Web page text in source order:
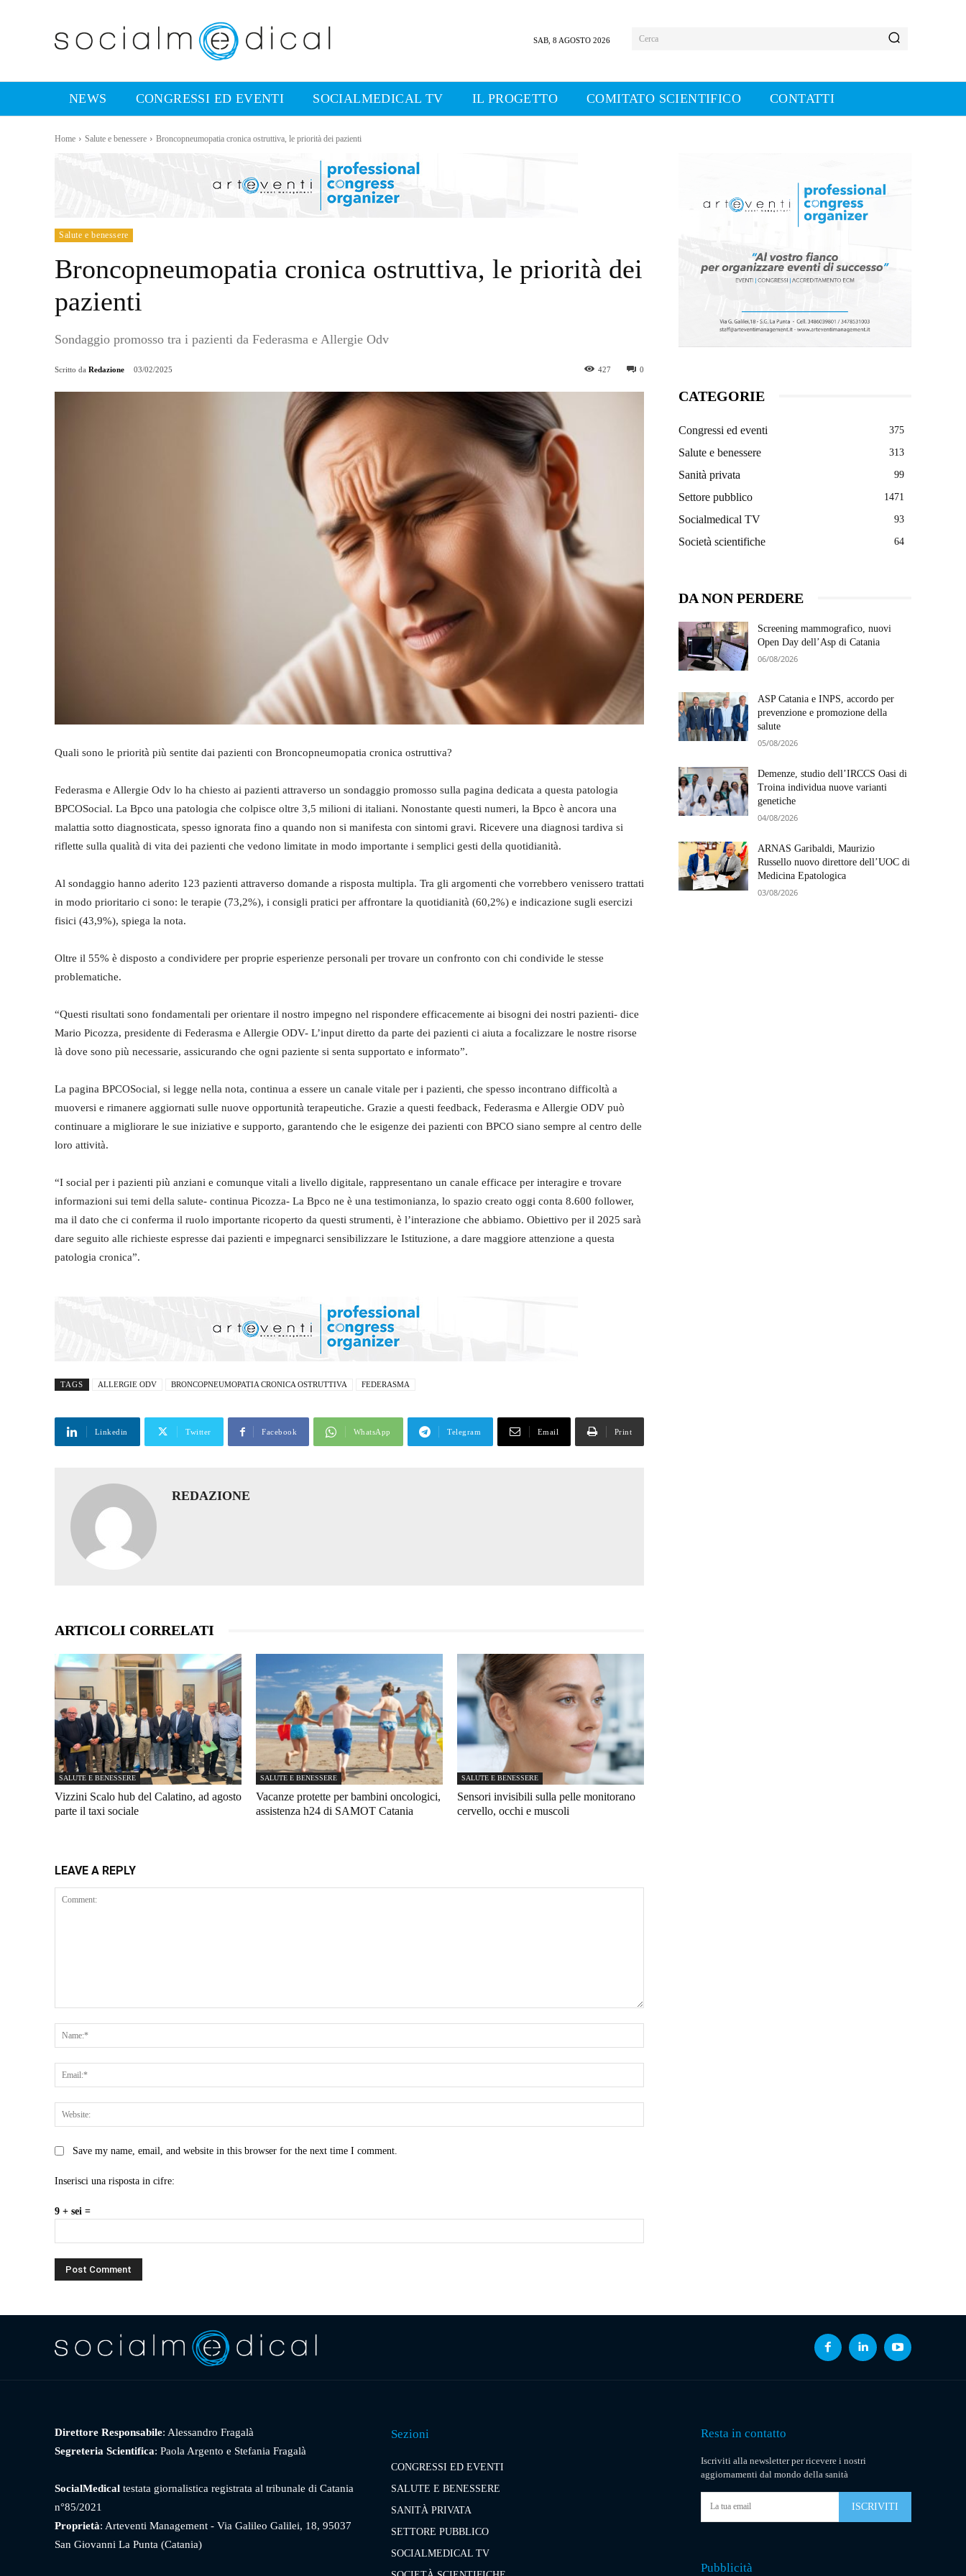
SAB, 8 AGOSTO 2026 Cerca
NEWS CONGRESSI ED EVENTI SOCIALMEDICAL TV IL PROGETTO COMITATO SCIENTIFICO CONTATTI
Home Salute e benessere Broncopneumopatia cronica ostruttiva, le priorità dei pazienti
Salute e benessere
Broncopneumopatia cronica ostruttiva, le priorità dei
pazienti
Sondaggio promosso tra i pazienti da Federasma e Allergie Odv
Scritto da Redazione 03/02/2025 0
427
Quali sono le priorità più sentite dai pazienti con Broncopneumopatia cronica ostruttiva?
Federasma e Allergie Odv lo ha chiesto ai pazienti attraverso un sondaggio promosso sulla pagina dedicata a questa patologia
BPCOSocial. La Bpco una patologia che colpisce oltre 3,5 milioni di italiani. Nonostante questi numeri, la Bpco è ancora una
malattia sotto diagnosticata, spesso ignorata fino a quando non si manifesta con sintomi gravi. Ricevere una diagnosi tardiva si
riflette sulla qualità di vita dei pazienti che vedono limitate in modo importante i semplici gesti della quotidianità.
Al sondaggio hanno aderito 123 pazienti attraverso domande a risposta multipla. Tra gli argomenti che vorrebbero venissero trattati
in modo prioritario ci sono: le terapie (73,2%), i consigli pratici per affrontare la quotidianità (60,2%) e indicazione sugli esercizi
fisici (43,9%), spiega la nota.
Oltre il 55% è disposto a condividere per proprie esperienze personali per trovare un confronto con chi condivide le stesse
problematiche.
“Questi risultati sono fondamentali per orientare il nostro impegno nel rispondere efficacemente ai bisogni dei nostri pazienti- dice
Mario Picozza, presidente di Federasma e Allergie ODV- L’input diretto da parte dei pazienti ci aiuta a focalizzare le nostre risorse
là dove sono più necessarie, assicurando che ogni paziente si senta supportato e informato”.
La pagina BPCOSocial, si legge nella nota, continua a essere un canale vitale per i pazienti, che spesso incontrano difficoltà a
muoversi e rimanere aggiornati sulle nuove opportunità terapeutiche. Grazie a questi feedback, Federasma e Allergie ODV può
continuare a migliorare le sue iniziative e supporto, garantendo che le esigenze dei pazienti con BPCO siano sempre al centro delle
loro attività.
“I social per i pazienti più anziani e comunque vitali a livello digitale, rappresentano un canale efficace per interagire e trovare
informazioni sui temi della salute- continua Picozza- La Bpco ne è una testimonianza, lo spazio creato oggi conta 8.600 follower,
ma il dato che ci conferma il ruolo importante ricoperto da questi strumenti, è l’interazione che abbiamo. Obiettivo per il 2025 sarà
dare seguito alle richieste espresse dai pazienti e impegnarci sensibilizzare le Istituzione, a dare maggiore attenzione a questa
patologia cronica”.
TAGS ALLERGIE ODV BRONCOPNEUMOPATIA CRONICA OSTRUTTIVA FEDERASMA
Linkedin Twitter Facebook WhatsApp Telegram Email Print
REDAZIONE
ARTICOLI CORRELATI
SALUTE E BENESSERE
Vizzini Scalo hub del Calatino, ad agosto
parte il taxi sociale
SALUTE E BENESSERE
Vacanze protette per bambini oncologici,
assistenza h24 di SAMOT Catania
SALUTE E BENESSERE
Sensori invisibili sulla pelle monitorano
cervello, occhi e muscoli
LEAVE A REPLY
Save my name, email, and website in this browser for the next time I comment.
Inserisci una risposta in cifre:
9 + sei =
CATEGORIE
Congressi ed eventi 375
Salute e benessere 313
Sanità privata 99
Settore pubblico 1471
Socialmedical TV 93
Società scientifiche 64
DA NON PERDERE
Screening mammografico, nuovi
Open Day dell’Asp di Catania
06/08/2026
ASP Catania e INPS, accordo per
prevenzione e promozione della
salute
05/08/2026
Demenze, studio dell’IRCCS Oasi di
Troina individua nuove varianti
genetiche
04/08/2026
ARNAS Garibaldi, Maurizio
Russello nuovo direttore dell’UOC di
Medicina Epatologica
03/08/2026
Direttore Responsabile: Alessandro Fragalà
Segreteria Scientifica: Paola Argento e Stefania Fragalà
SocialMedical testata giornalistica registrata al tribunale di Catania
n°85/2021
Proprietà: Arteventi Management - Via Galileo Galilei, 18, 95037
San Giovanni La Punta (Catania)
Sezioni
CONGRESSI ED EVENTI
SALUTE E BENESSERE
SANITÀ PRIVATA
SETTORE PUBBLICO
SOCIALMEDICAL TV
Resta in contatto
Iscriviti alla newsletter per ricevere i nostri
aggiornamenti dal mondo della sanità
ISCRIVITI
Pubblicità